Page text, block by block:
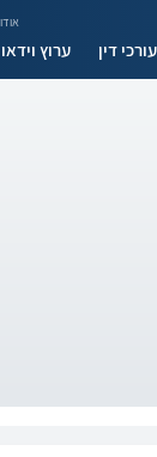
דין ערוץ וידאו